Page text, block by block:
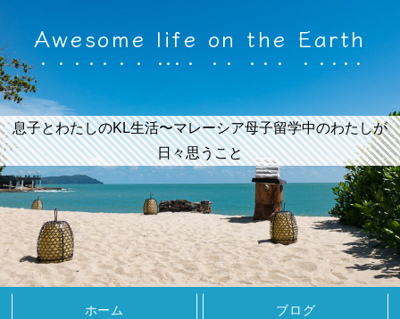
Awesome life on the Earth
息子とわたしのKL生活〜マレーシア母子留学中のわたしが
日々思うこと
ホーム ブログ